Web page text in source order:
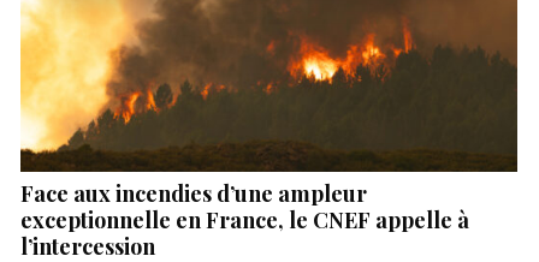
Face aux incendies d’une ampleur
exceptionnelle en France, le CNEF appelle à
l’intercession